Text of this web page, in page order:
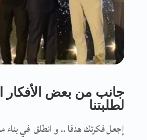
جانب من بعض الأفكار
لطلبتنا
إجعل فكرتك هدفا .. و انطلق في بناء